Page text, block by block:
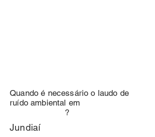
Quando é necessário o laudo de
ruído ambiental em
?
Jundiaí